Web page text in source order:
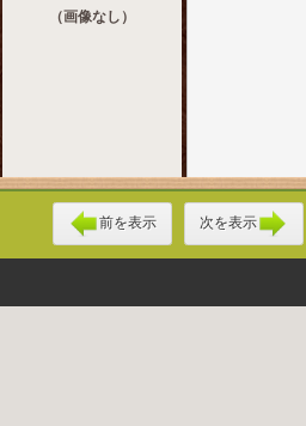
（画像なし）
前を表示 次を表示